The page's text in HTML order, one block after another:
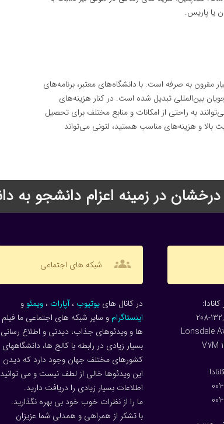
یا پاریس.
مقرون به صرفه است. با دانشگاه‌های معتبر، برنامه‌های
بین‌المللی تبدیل شده است. در کنار هزینه‌های
به راحتی از امکانات و منابع مختلف برای تحصیل
بالا و هزینه‌های مناسب هستید، لتونی می‌تواند
208-
Lonsdale
V7M
groups شبکه های اجتماعی
در کانال های یوتیوب ، آپارات ، ویمئو و
اینستاگرام و سایر شبکه های اجتماعی ما فیلم
ها و ویدئوهای جذاب، دیدنی و اطلاع رسانی
بسیار زیادی در رابطه با کالج ها، دانشگاههای
کشورهای مختلف جهان وجود دارد که دیدن
این ویدئوها خالی از لطف نیست و می توانید
اطلاعات بسیار زیادی را دریافت دارید.
ما را از نظرات خوب خود بی بهره نگذارید.
با تشکر از همراهی و همدلی شما عزیزان